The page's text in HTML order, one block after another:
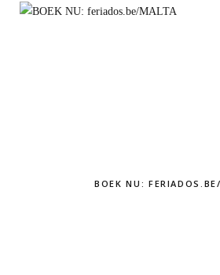
BOEK NU: